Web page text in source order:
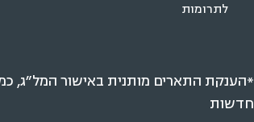
לתרומות
*הענקת התארים מותנית באישור המל״ג,
חדשות